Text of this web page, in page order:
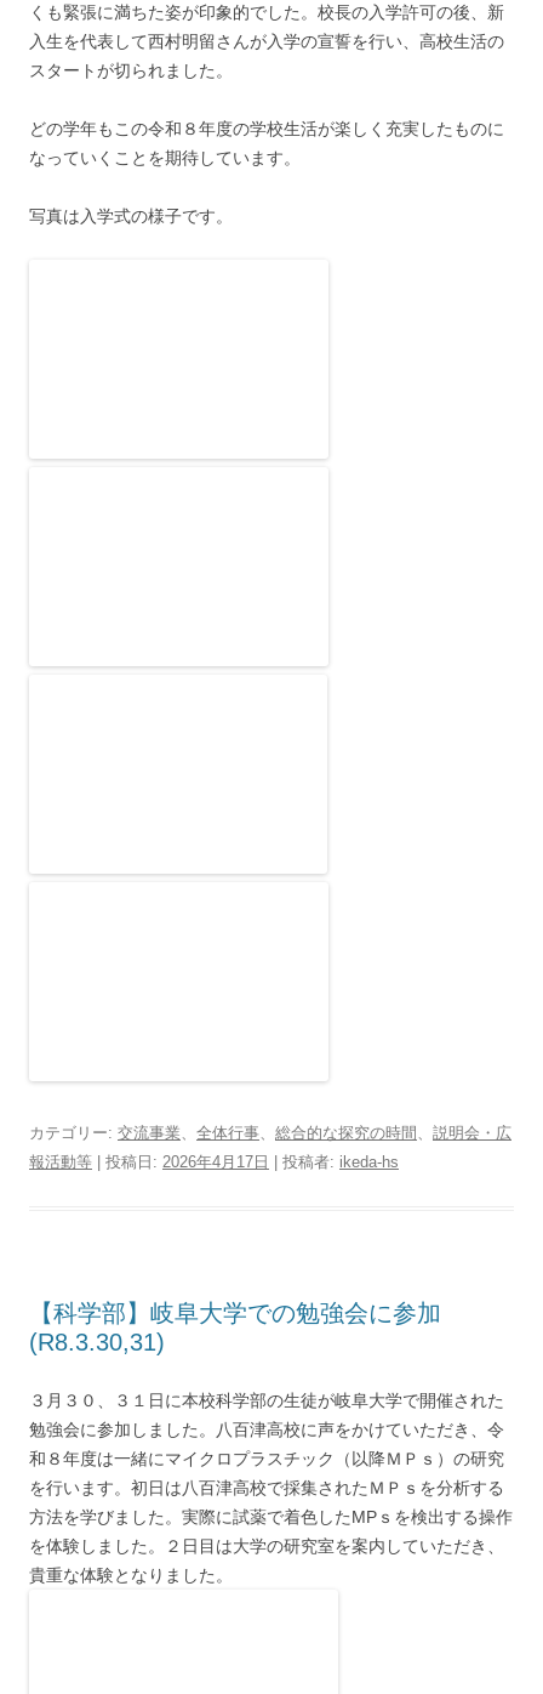
くも緊張に満ちた姿が印象的でした。校長の入学許可の後、新
入生を代表して西村明留さんが入学の宣誓を行い、高校生活の
スタートが切られました。
どの学年もこの令和８年度の学校生活が楽しく充実したものに
なっていくことを期待しています。
写真は入学式の様子です。
カテゴリー: 交流事業、 全体行事、 総合的な探究の時間 、 説明会・広
報活動等 | 投稿日: 2026年4月17日 投稿者: ikeda-hs
【科学部】岐阜大学での勉強会に参加
(R8.3.30,31)
３月３０、３１日に本校科学部の生徒が岐阜大学で開催された
勉強会に参加しました。八百津高校に声をかけていただき、令
和８年度は一緒にマイクロプラスチック（以降ＭＰｓ）の研究
を行います。初日は八百津高校で採集されたＭＰｓを分析する
方法を学びました。実際に試薬で着色したMPｓを検出する操作
を体験しました。２日目は大学の研究室を案内していただき、
貴重な体験となりました。